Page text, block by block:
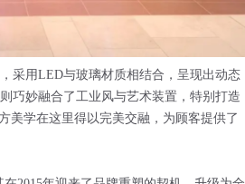
采用LED与玻璃材质相结合，呈现出动态
巧妙融合了工业风与艺术装置，特别打造
美学在这里得以完美交融，为顾客提供了